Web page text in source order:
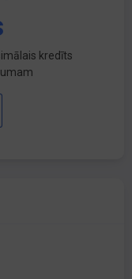
kredīts